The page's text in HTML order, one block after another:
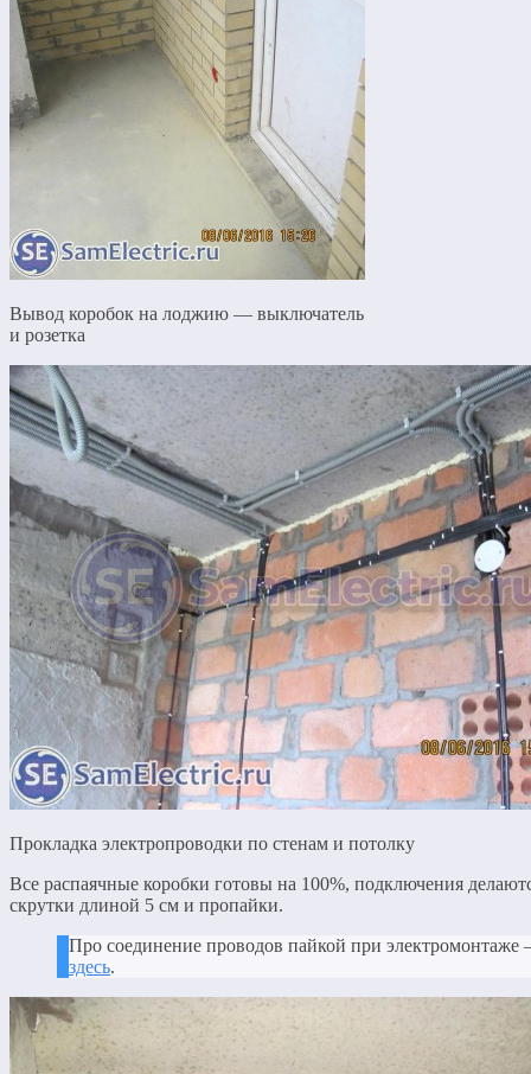
Вывод коробок на лоджию — выключатель
и розетка
Прокладка электропроводки по стенам и потолку
Все распаячные коробки готовы на 100%, подключения
скрутки длиной 5 см и пропайки.
Про соединение проводов пайкой при
здесь.